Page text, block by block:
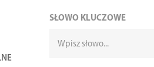
SŁOWO KLUCZOWE